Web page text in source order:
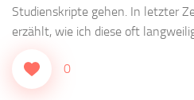
Studienskripte gehen. In letzter
erzählt, wie ich diese oft
0